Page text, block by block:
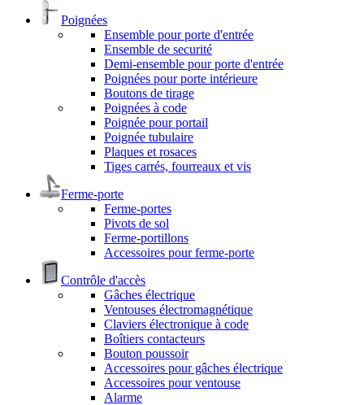
Poignées
Ensemble pour porte d'entrée
Ensemble de securité
Demi-ensemble pour porte d'entrée
Poignées pour porte intérieure
Boutons de tirage
Poignées à code
Poignée pour portail
Poignée tubulaire
Plaques et rosaces
Tiges carrés, fourreaux et vis
Ferme-porte
Ferme-portes
Pivots de sol
Ferme-portillons
Accessoires pour ferme-porte
Contrôle d'accès
Gâches électrique
Ventouses électromagnétique
Claviers électronique à code
Boîtiers contacteurs
Bouton poussoir
Accessoires pour gâches électrique
Accessoires pour ventouse
Alarme